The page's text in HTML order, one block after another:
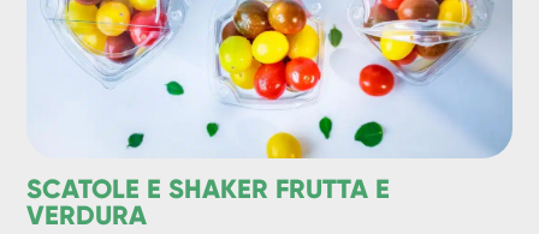
SCATOLE E SHAKER FRUTTA E
VERDURA